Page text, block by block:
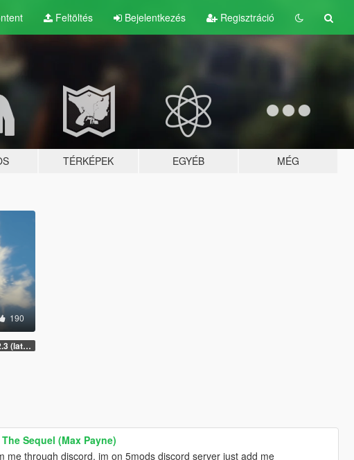
Feltöltés Bejelentkezés Regisztráció
TÉRKÉPEK EGYÉB MÉG
190
2.3 (latest shvdn)
Sequel (Max Payne)
me through discord, im on 5mods discord server just add me